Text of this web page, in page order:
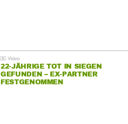
22-JÄHRIGE TOT IN SIEGEN
GEFUNDEN – EX-PARTNER
FESTGENOMMEN